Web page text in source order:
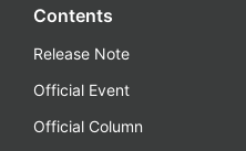
Contents
Release Note
Official Event
Official Column